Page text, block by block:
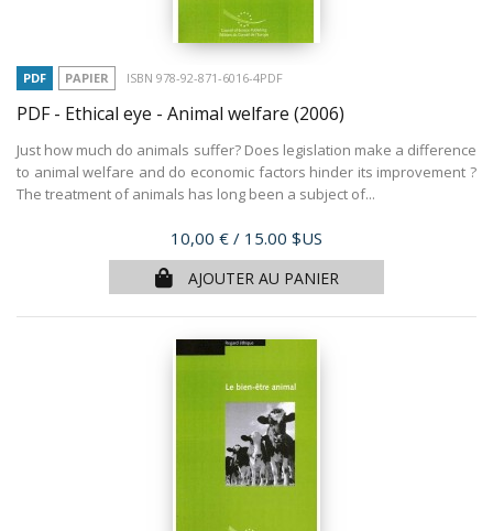
PDF PAPIER ISBN 978-92-871-6016-4PDF
PDF - Ethical eye - Animal welfare (2006)
Just how much do animals suffer? Does legislation make a difference
to animal welfare and do economic factors hinder its improvement ?
The treatment of animals has long been a subject of...
Prix
10,00 € / 15.00 $US
AJOUTER AU PANIER